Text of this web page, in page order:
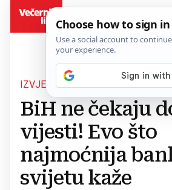
IZVJEŠĆE SVJETSKE BANKE
BiH ne čekaju
vijesti! Evo što
najmoćnija
svijetu kaže